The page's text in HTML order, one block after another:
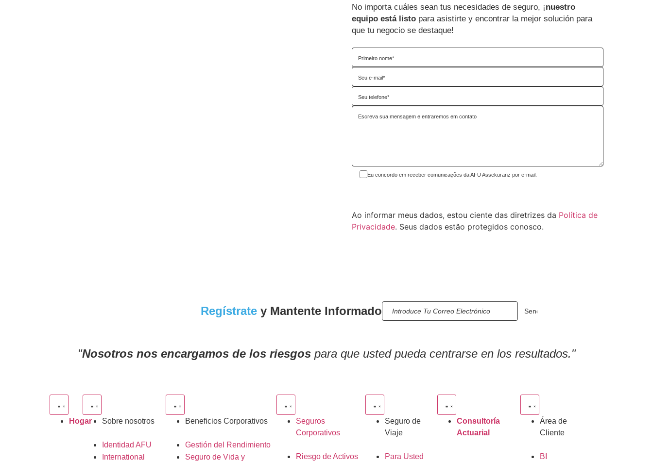
No importa cuáles sean tus necesidades de seguro, ¡nuestro
equipo está listopara asistirte y encontrar la mejor solución para
que tu negocio se destaque!
Eu concordo em receber comunicações da AFU Assekuranz por e-mail.
Ao informar meus dados, estou ciente das diretrizes da Política de
Privacidade. Seus dados estão protegidos conosco.
Regístrate y Mantente Informado
"Nosotros nos encargamos de los riesgospara que usted pueda centrarse en los resultados."
Hogar Sobre nosotros
Identidad AFU
International
Beneficios Corporativos
Gestión del Rendimiento
Seguro de Vida y
Seguros
Corporativos
Riesgo de Activos
Seguro de
Viaje
Para Usted
Consultoría
Actuarial
Área de
Cliente
BI